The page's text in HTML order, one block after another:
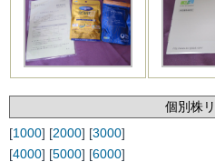
個別株
[1000] [2000] [3000]
[4000] [5000] [6000]